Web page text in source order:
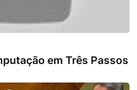
em Três Passos